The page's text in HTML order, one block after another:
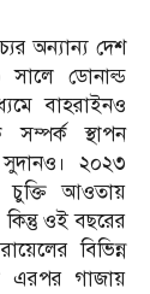
অন্যান্য দেশ
ডোনাল্ড
বাহরাইনও
সম্পর্ক স্থাপন
২০২৩
চুক্তি আওতায়
কিন্তু ওই বছরের
বিভিন্ন
এরপর গাজায়